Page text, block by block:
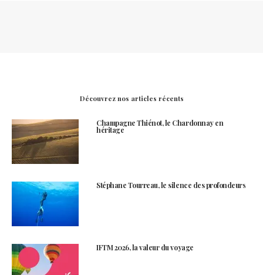
Découvrez nos articles récents
Champagne Thiénot, le Chardonnay en
héritage
Stéphane Tourreau, le silence des profondeurs
IFTM 2026, la valeur du voyage